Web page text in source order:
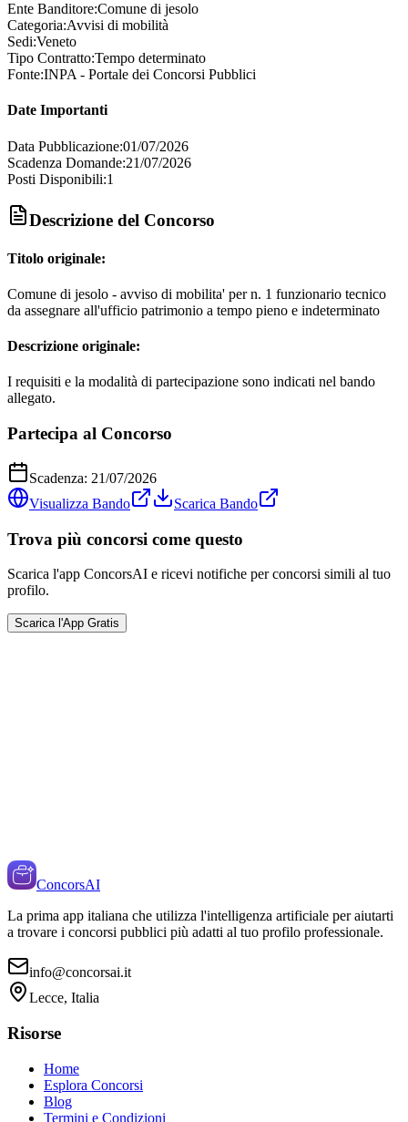
Ente Banditore:Comune di jesolo
Categoria:Avvisi di mobilità
Sedi:Veneto
Tipo Contratto:Tempo determinato
Fonte:INPA - Portale dei Concorsi Pubblici
Date Importanti
Data Pubblicazione:01/07/2026
Scadenza Domande:21/07/2026
Posti Disponibili:1
Descrizione del Concorso
Titolo originale:
Comune di jesolo - avviso di mobilita' per n. 1 funzionario tecnico
da assegnare all'ufficio patrimonio a tempo pieno e indeterminato
Descrizione originale:
I requisiti e la modalità di partecipazione sono indicati nel bando
allegato.
Partecipa al Concorso
Scadenza: 21/07/2026
Visualizza Bando
Scarica Bando
Trova più concorsi come questo
Scarica l'app ConcorsAI e ricevi notifiche per concorsi simili al tuo
profilo.
Scarica l'App Gratis
ConcorsAI
La prima app italiana che utilizza l'intelligenza artificiale per aiutarti
a trovare i concorsi pubblici più adatti al tuo profilo professionale.
info@concorsai.it
Lecce, Italia
Risorse
Home
Esplora Concorsi
Blog
Termini e Condizioni